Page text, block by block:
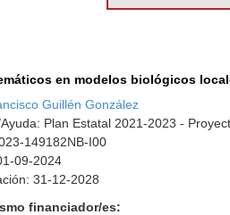
en modelos biológicos
Guillén González
Plan Estatal 2021-2023 -
149182NB-I00
09-2024
31-12-2028
financiador/es: